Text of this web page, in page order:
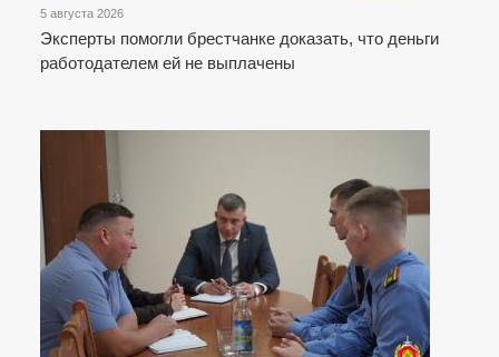
5 августа 2026
Эксперты помогли брестчанке доказать, что деньги
работодателем ей не выплачены